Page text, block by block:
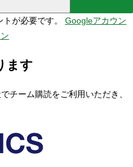
が必要です。 Googleアカウン
ます
チーム購読をご利用いただき、